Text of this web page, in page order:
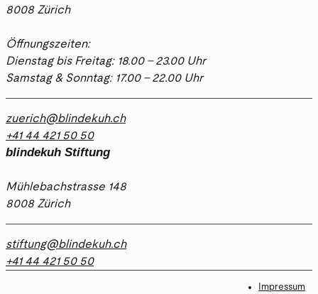
8008 Zürich
Öffnungszeiten:
Dienstag bis Freitag: 18.00 - 23.00 Uhr
Samstag & Sonntag: 17.00 - 22.00 Uhr
zuerich@blindekuh.ch
+41 44 421 50 50
blindekuh Stiftung
Mühlebachstrasse 148
8008 Zürich
stiftung@blindekuh.ch
+41 44 421 50 50
Impressum